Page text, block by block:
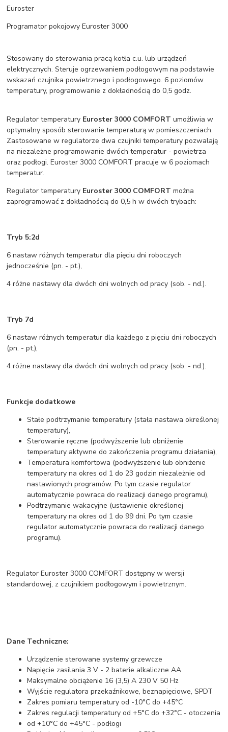
Euroster
Programator pokojowy Euroster 3000
Stosowany do sterowania pracą kotła c.u. lub urządzeń
elektrycznych. Steruje ogrzewaniem podłogowym na podstawie
wskazań czujnika powietrznego i podłogowego. 6 poziomów
temperatury, programowanie z dokładnością do 0,5 godz.
Regulator temperatury Euroster 3000 COMFORT umożliwia w
optymalny sposób sterowanie temperaturą w pomieszczeniach.
Zastosowane w regulatorze dwa czujniki temperatury pozwalają
na niezależne programowanie dwóch temperatur - powietrza
oraz podłogi. Euroster 3000 COMFORT pracuje w 6 poziomach
temperatur.
Regulator temperatury Euroster 3000 COMFORT można
zaprogramować z dokładnością do 0,5 h w dwóch trybach:
Tryb 5:2d
6 nastaw różnych temperatur dla pięciu dni roboczych
jednocześnie (pn. - pt.),
4 różne nastawy dla dwóch dni wolnych od pracy (sob. - nd.).
Tryb 7d
6 nastaw różnych temperatur dla każdego z pięciu dni roboczych
(pn. - pt.),
4 różne nastawy dla dwóch dni wolnych od pracy (sob. - nd.).
Funkcje dodatkowe
Stałe podtrzymanie temperatury (stała nastawa określonej
temperatury),
Sterowanie ręczne (podwyższenie lub obniżenie
temperatury aktywne do zakończenia programu działania),
Temperatura komfortowa (podwyższenie lub obniżenie
temperatury na okres od 1 do 23 godzin niezależnie od
nastawionych programów. Po tym czasie regulator
automatycznie powraca do realizacji danego programu),
Podtrzymanie wakacyjne (ustawienie określonej
temperatury na okres od 1 do 99 dni. Po tym czasie
regulator automatycznie powraca do realizacji danego
programu).
Regulator Euroster 3000 COMFORT dostępny w wersji
standardowej, z czujnikiem podłogowym i powietrznym.
Dane Techniczne:
Urządzenie sterowane systemy grzewcze
Napięcie zasilania 3 V - 2 baterie alkaliczne AA
Maksymalne obciążenie 16 (3,5) A 230 V 50 Hz
Wyjście regulatora przekaźnikowe, beznapięciowe, SPDT
Zakres pomiaru temperatury od -10°C do +45°C
Zakres regulacji temperatury od +5°C do +32°C - otoczenia
od +10°C do +45°C - podłogi